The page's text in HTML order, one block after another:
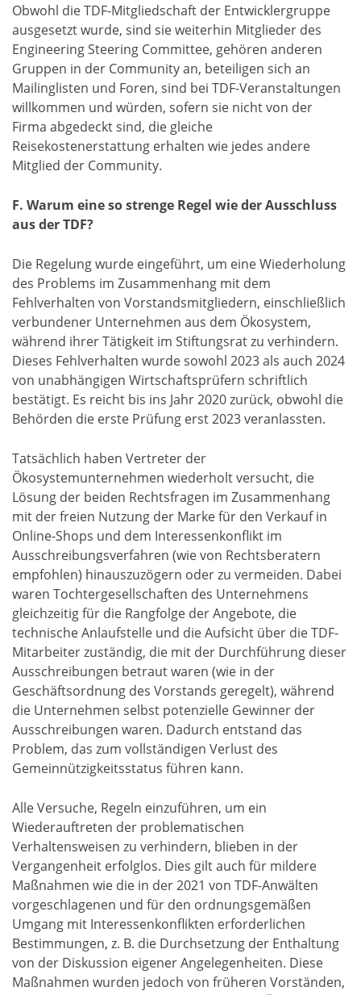
Obwohl die TDF-Mitgliedschaft der Entwicklergruppe
ausgesetzt wurde, sind sie weiterhin Mitglieder des
Engineering Steering Committee, gehören anderen
Gruppen in der Community an, beteiligen sich an
Mailinglisten und Foren, sind bei TDF-Veranstaltungen
willkommen und würden, sofern sie nicht von der
Firma abgedeckt sind, die gleiche
Reisekostenerstattung erhalten wie jedes andere
Mitglied der Community.
F. Warum eine so strenge Regel wie der Ausschluss
aus der TDF?
Die Regelung wurde eingeführt, um eine Wiederholung
des Problems im Zusammenhang mit dem
Fehlverhalten von Vorstandsmitgliedern, einschließlich
verbundener Unternehmen aus dem Ökosystem,
während ihrer Tätigkeit im Stiftungsrat zu verhindern.
Dieses Fehlverhalten wurde sowohl 2023 als auch 2024
von unabhängigen Wirtschaftsprüfern schriftlich
bestätigt. Es reicht bis ins Jahr 2020 zurück, obwohl die
Behörden die erste Prüfung erst 2023 veranlassten.
Tatsächlich haben Vertreter der
Ökosystemunternehmen wiederholt versucht, die
Lösung der beiden Rechtsfragen im Zusammenhang
mit der freien Nutzung der Marke für den Verkauf in
Online-Shops und dem Interessenkonflikt im
Ausschreibungsverfahren (wie von Rechtsberatern
empfohlen) hinauszuzögern oder zu vermeiden. Dabei
waren Tochtergesellschaften des Unternehmens
gleichzeitig für die Rangfolge der Angebote, die
technische Anlaufstelle und die Aufsicht über die TDF-
Mitarbeiter zuständig, die mit der Durchführung dieser
Ausschreibungen betraut waren (wie in der
Geschäftsordnung des Vorstands geregelt), während
die Unternehmen selbst potenzielle Gewinner der
Ausschreibungen waren. Dadurch entstand das
Problem, das zum vollständigen Verlust des
Gemeinnützigkeitsstatus führen kann.
Alle Versuche, Regeln einzuführen, um ein
Wiederauftreten der problematischen
Verhaltensweisen zu verhindern, blieben in der
Vergangenheit erfolglos. Dies gilt auch für mildere
Maßnahmen wie die in der 2021 von TDF-Anwälten
vorgeschlagenen und für den ordnungsgemäßen
Umgang mit Interessenkonflikten erforderlichen
Bestimmungen, z. B. die Durchsetzung der Enthaltung
von der Diskussion eigener Angelegenheiten. Diese
Maßnahmen wurden jedoch von früheren Vorständen,